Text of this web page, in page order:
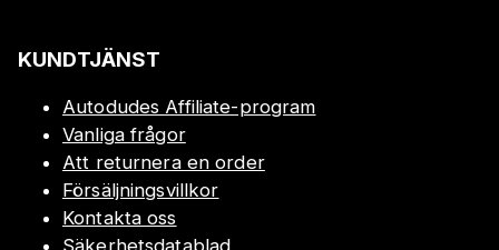
KUNDTJÄNST
Autodudes Affiliate-program
Vanliga frågor
Att returnera en order
Försäljningsvillkor
Kontakta oss
Säkerhetsdatablad